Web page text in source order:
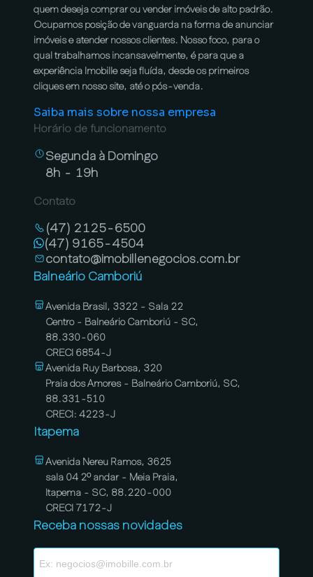
quem deseja comprar ou vender imóveis de alto padrão.
Ocupamos posição de vanguarda na forma de anunciar
imóveis e atender nossos clientes. Nosso foco, para o
qual trabalhamos incansavelmente, é para que a
experiência Imobille seja fluída, desde os primeiros
cliques em nosso site, até o pós-venda.
Saiba mais sobre nossa empresa
Horário de funcionamento
Segunda à Domingo
8h - 19h
Contato
(47) 2125-6500
(47) 9165-4504
contato@imobillenegocios.com.br
Balneário Camboriú
Avenida Brasil, 3322 - Sala 22
Centro - Balneário Camboriú - SC,
88.330-060
CRECI 6854-J
Avenida Ruy Barbosa, 320
Praia dos Amores - Balneário Camboriú, SC,
88.331-510
CRECI: 4223-J
Itapema
Avenida Nereu Ramos, 3625
sala 04 2º andar - Meia Praia,
Itapema - SC, 88.220-000
CRECI 7172-J
Receba nossas novidades